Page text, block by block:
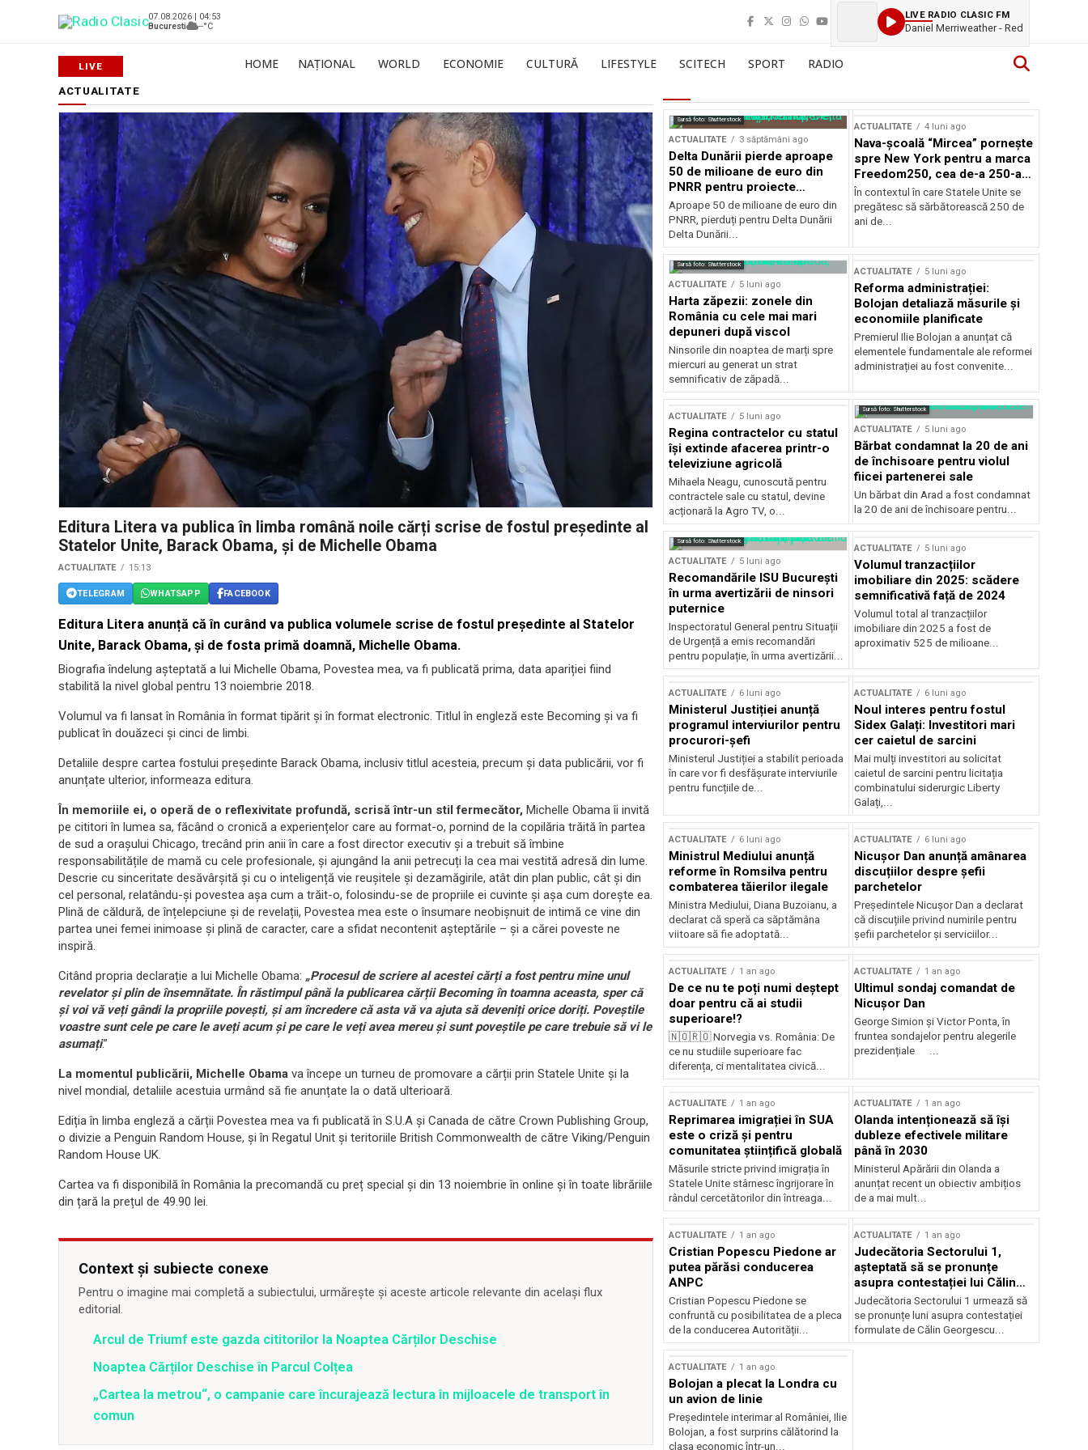
07.08.2026 | 04:53
Bucuresti
--°C
LIVE RADIO CLASIC FM
Daniel Merriweather - Red
HOME NAȚIONAL WORLD ECONOMIE CULTURĂ LIFESTYLE SCITECH SPORT RADIO
ACTUALITATE
Editura Litera va publica în limba română noile cărți scrise de fostul președinte al
Statelor Unite, Barack Obama, și de Michelle Obama
ACTUALITATE 15:13
TELEGRAM WHATSAPP FACEBOOK
Editura Litera anunță că în curând va publica volumele scrise de fostul președinte al Statelor
Unite, Barack Obama, și de fosta primă doamnă, Michelle Obama.
Biografia îndelung așteptată a lui Michelle Obama, Povestea mea, va fi publicată prima, data apariției fiind
stabilită la nivel global pentru 13 noiembrie 2018.
Volumul va fi lansat în România în format tipărit și în format electronic. Titlul în engleză este Becoming și va fi
publicat în douăzeci și cinci de limbi.­­­­
Detaliile despre cartea fostului președinte Barack Obama, inclusiv titlul acesteia, precum și data publicării, vor fi
anunțate ulterior, informeaza editura.
În memoriile ei, o operă de o reflexivitate profundă, scrisă într-un stil fermecător, Michelle Obama îi invită
pe cititori în lumea sa, făcând o cronică a experiențelor care au format-o, pornind de la copilăria trăită în partea
de sud a orașului Chicago, trecând prin anii în care a fost director executiv și a trebuit să îmbine
responsabilitățile de mamă cu cele profesionale, și ajungând la anii petrecuți la cea mai vestită adresă din lume.
Descrie cu sinceritate desăvârșită și cu o inteligență vie reușitele și dezamăgirile, atât din plan public, cât și din
cel personal, relatându-și povestea așa cum a trăit-o, folosindu-se de propriile ei cuvinte și așa cum dorește ea.
Plină de căldură, de înțelepciune și de revelații, Povestea mea este o însumare neobișnuit de intimă ce vine din
partea unei femei inimoase și plină de caracter, care a sfidat necontenit așteptările – și a cărei poveste ne
inspiră.
Citând propria declarație a lui Michelle Obama: „Procesul de scriere al acestei cărți a fost pentru mine unul
revelator și plin de însemnătate. În răstimpul până la publicarea cărții Becoming în toamna aceasta, sper că
și voi vă veți gândi la propriile povești, și am încredere că asta vă va ajuta să deveniți orice doriți. Poveștile
voastre sunt cele pe care le aveți acum și pe care le veți avea mereu și sunt poveștile pe care trebuie să vi le
asumați.”
La momentul publicării, Michelle Obama va începe un turneu de promovare a cărții prin Statele Unite și la
nivel mondial, detaliile acestuia urmând să fie anunțate la o dată ulterioară.
Ediția în limba engleză a cărții Povestea mea va fi publicată în S.U.A și Canada de către Crown Publishing Group,
o divizie a Penguin Random House, și în Regatul Unit și teritoriile British Commonwealth de către Viking/Penguin
Random House UK.
Cartea va fi disponibilă în România la precomandă cu preț special și din 13 noiembrie în online și în toate librăriile
din țară la prețul de 49.90 lei.
Context și subiecte conexe
Pentru o imagine mai completă a subiectului, urmărește și aceste articole relevante din același flux
editorial.
Arcul de Triumf este gazda cititorilor la Noaptea Cărților Deschise
Noaptea Cărților Deschise în Parcul Colțea
„Cartea la metrou“, o campanie care încurajează lectura în mijloacele de transport în
comun
Sursă foto: Shutterstock
ACTUALITATE 3 săptămâni ago
Delta Dunării pierde aproape
50 de milioane de euro din
PNRR pentru proiecte
esențiale
Aproape 50 de milioane de euro din
PNRR, pierduți pentru Delta Dunării
Delta Dunării...
ACTUALITATE 4 luni ago
Nava-școală “Mircea” pornește
spre New York pentru a marca
Freedom250, cea de-a 250-a
aniversare a Statelor Unite
În contextul în care Statele Unite se
pregătesc să sărbătorească 250 de
ani de...
Sursă foto: Shutterstock
ACTUALITATE 5 luni ago
Harta zăpezii: zonele din
România cu cele mai mari
depuneri după viscol
Ninsorile din noaptea de marți spre
miercuri au generat un strat
semnificativ de zăpadă...
ACTUALITATE 5 luni ago
Reforma administrației:
Bolojan detaliază măsurile și
economiile planificate
Premierul Ilie Bolojan a anunțat că
elementele fundamentale ale reformei
administrației au fost convenite...
ACTUALITATE 5 luni ago
Regina contractelor cu statul
își extinde afacerea printr-o
televiziune agricolă
Mihaela Neagu, cunoscută pentru
contractele sale cu statul, devine
acționară la Agro TV, o...
Sursă foto: Shutterstock
ACTUALITATE 5 luni ago
Bărbat condamnat la 20 de ani
de închisoare pentru violul
fiicei partenerei sale
Un bărbat din Arad a fost condamnat
la 20 de ani de închisoare pentru...
Sursă foto: Shutterstock
ACTUALITATE 5 luni ago
Recomandările ISU București
în urma avertizării de ninsori
puternice
Inspectoratul General pentru Situații
de Urgență a emis recomandări
pentru populație, în urma avertizării...
ACTUALITATE 5 luni ago
Volumul tranzacțiilor
imobiliare din 2025: scădere
semnificativă față de 2024
Volumul total al tranzacțiilor
imobiliare din 2025 a fost de
aproximativ 525 de milioane...
ACTUALITATE 6 luni ago
Ministerul Justiției anunță
programul interviurilor pentru
procurori-șefi
Ministerul Justiției a stabilit perioada
în care vor fi desfășurate interviurile
pentru funcțiile de...
ACTUALITATE 6 luni ago
Noul interes pentru fostul
Sidex Galați: Investitori mari
cer caietul de sarcini
Mai mulți investitori au solicitat
caietul de sarcini pentru licitația
combinatului siderurgic Liberty
Galați,...
ACTUALITATE 6 luni ago
Ministrul Mediului anunță
reforme în Romsilva pentru
combaterea tăierilor ilegale
Ministra Mediului, Diana Buzoianu, a
declarat că speră ca săptămâna
viitoare să fie adoptată...
ACTUALITATE 6 luni ago
Nicușor Dan anunță amânarea
discuțiilor despre șefii
parchetelor
Președintele Nicușor Dan a declarat
că discuțiile privind numirile pentru
șefii parchetelor și serviciilor...
ACTUALITATE 1 an ago
De ce nu te poți numi deștept
doar pentru că ai studii
superioare!?
🇳🇴🇷🇴 Norvegia vs. România: De
ce nu studiile superioare fac
diferența, ci mentalitatea civică...
ACTUALITATE 1 an ago
Ultimul sondaj comandat de
Nicușor Dan
George Simion și Victor Ponta, în
fruntea sondajelor pentru alegerile
prezidențiale ...
ACTUALITATE 1 an ago
Reprimarea imigrației în SUA
este o criză și pentru
comunitatea științifică globală
Măsurile stricte privind imigrația în
Statele Unite stârnesc îngrijorare în
rândul cercetătorilor din întreaga...
ACTUALITATE 1 an ago
Olanda intenționează să își
dubleze efectivele militare
până în 2030
Ministerul Apărării din Olanda a
anunțat recent un obiectiv ambițios
de a mai mult...
ACTUALITATE 1 an ago
Cristian Popescu Piedone ar
putea părăsi conducerea
ANPC
Cristian Popescu Piedone se
confruntă cu posibilitatea de a pleca
de la conducerea Autorității...
ACTUALITATE 1 an ago
Judecătoria Sectorului 1,
așteptată să se pronunțe
asupra contestației lui Călin
Georgescu privind controlul
judiciar
Judecătoria Sectorului 1 urmează să
se pronunțe luni asupra contestației
formulate de Călin Georgescu...
ACTUALITATE 1 an ago
Bolojan a plecat la Londra cu
un avion de linie
Președintele interimar al României, Ilie
Bolojan, a fost surprins călătorind la
clasa economic într-un...